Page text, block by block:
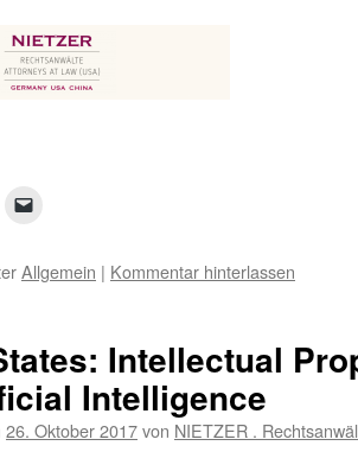
Allgemein | Kommentar hinterlassen
Intellectual
Intelligence
26. Oktober 2017von NIETZER .